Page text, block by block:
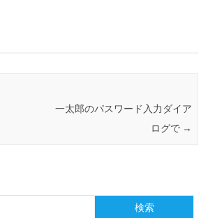
一太郎のパスワード入力ダイア
ログで →
検索